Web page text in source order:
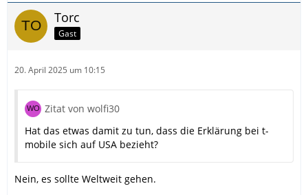
Torc
Gast
20. April 2025 um 10:15
Zitat von wolfi30
Hat das etwas damit zu tun, dass die Erklärung bei t-
mobile sich auf USA bezieht?
Nein, es sollte Weltweit gehen.